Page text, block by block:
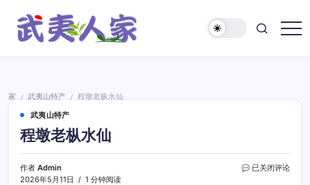
家
家 / 武夷山特产 /
程墩老枞水仙
武夷山特产
程墩老枞水仙
作者 Admin
2026年5月11日
1 分钟阅读
程
已关闭评论